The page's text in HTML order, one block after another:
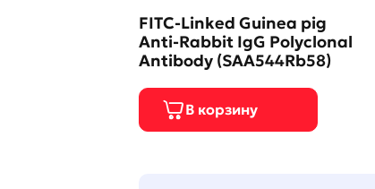
FITC-Linked Guinea pig
Anti-Rabbit IgG Polyclonal
Antibody (SAA544Rb58)